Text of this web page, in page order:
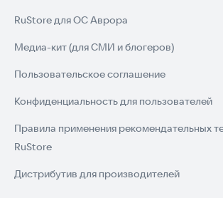
RuStore для ОС Аврора
Медиа-кит (для СМИ и блогеров)
Пользовательское соглашение
Конфиденциальность для пользователей
Правила применения рекомендательных
RuStore
Дистрибутив для производителей